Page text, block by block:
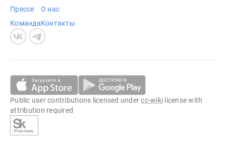
Прессе
Команда
О нас
Контакты
Public user contributions licensed undercc-wiki license with
attribution required